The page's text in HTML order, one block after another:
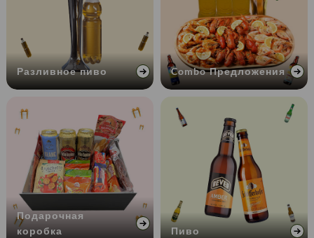
Разливное пиво Combo Предложения
Подарочная
коробка
Пиво